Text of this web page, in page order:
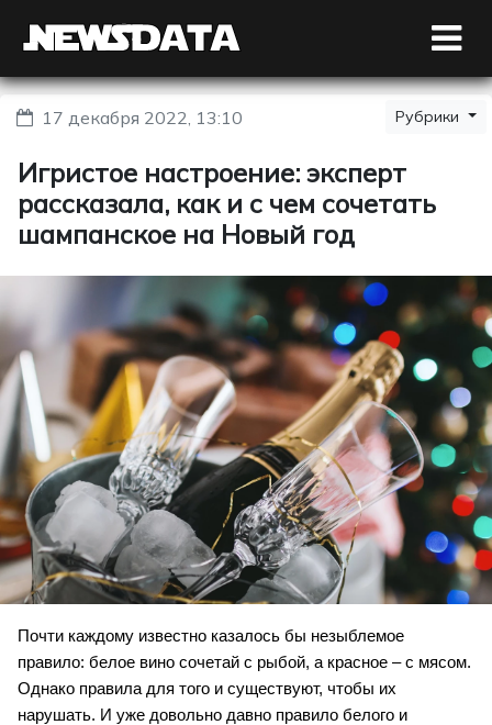
17 декабря 2022, 13:10 Рубрики
Игристое настроение: эксперт
рассказала, как и с чем сочетать
шампанское на Новый год
Почти каждому известно казалось бы незыблемое
правило: белое вино сочетай с рыбой, а красное – с мясом.
Однако правила для того и существуют, чтобы их
нарушать. И уже довольно давно правило белого и